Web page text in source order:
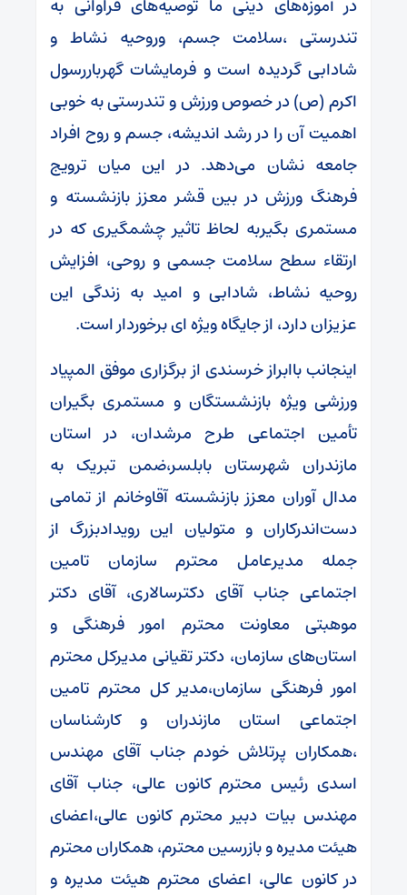
در آموزه‌های دینی ما توصیه‌های فراوانی به
تندرستی ،سلامت جسم، وروحیه نشاط و
شادابی گردیده است و فرمایشات گهرباررسول
اکرم (ص) در خصوص ورزش و تندرستی به خوبی
اهمیت آن را در رشد اندیشه، جسم و روح افراد
جامعه نشان می‌دهد. در این میان ترویج
فرهنگ ورزش در بین قشر معزز بازنشسته و
مستمری بگیربه لحاظ تاثیر چشمگیری که در
ارتقاء سطح سلامت جسمی و روحی، افزایش
روحیه نشاط، شادابی و امید به زندگی این
عزیزان دارد، از جایگاه ویژه ای برخوردار است.
اینجانب باابراز خرسندی از برگزاری موفق المپیاد
ورزشی ویژه بازنشستگان و مستمری بگیران
تأمین اجتماعی طرح مرشدان، در استان
مازندران شهرستان بابلسر،ضمن تبریک به
مدال آوران معزز بازنشسته آقاوخانم از تمامی
دست‌اندرکاران و متولیان این رویدادبزرگ از
جمله مدیرعامل محترم سازمان تامین
اجتماعی جناب آقای دکترسالاری، آقای دکتر
موهبتی معاونت محترم امور فرهنگی و
استان‌های سازمان، دکتر تقیانی مدیرکل محترم
امور فرهنگی سازمان،مدیر کل محترم تامین
اجتماعی استان مازندران و کارشناسان
،همکاران پرتلاش خودم جناب آقای مهندس
اسدی رئیس محترم کانون عالی، جناب آقای
مهندس بیات دبیر محترم کانون عالی،اعضای
هیئت مدیره و بازرسین محترم، همکاران محترم
در کانون عالی، اعضای محترم هیئت مدیره و